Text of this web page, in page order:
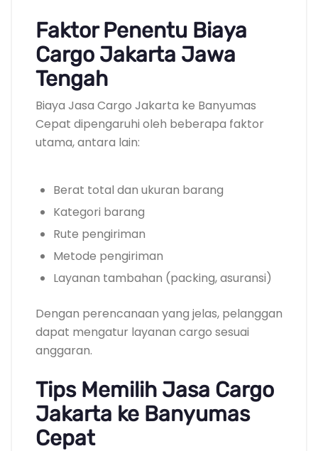
Faktor Penentu Biaya
Cargo Jakarta Jawa
Tengah
Biaya Jasa Cargo Jakarta ke Banyumas
Cepat dipengaruhi oleh beberapa faktor
utama, antara lain:
Berat total dan ukuran barang
Kategori barang
Rute pengiriman
Metode pengiriman
Layanan tambahan (packing, asuransi)
Dengan perencanaan yang jelas, pelanggan
dapat mengatur layanan cargo sesuai
anggaran.
Tips Memilih Jasa Cargo
Jakarta ke Banyumas
Cepat